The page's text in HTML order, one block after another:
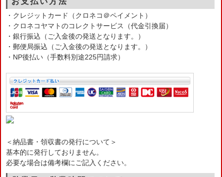
・クレジットカード（クロネコ＠ペイメント）
・クロネコヤマトのコレクトサービス（代金引換届）
・銀行振込（ご入金後の発送となります。）
・郵便局振込（ご入金後の発送となります。）
・NP後払い（手数料別途225円請求）
＜納品書・領収書の発行について＞
基本的に発行しておりません。
必要な場合は備考欄にご記入ください。